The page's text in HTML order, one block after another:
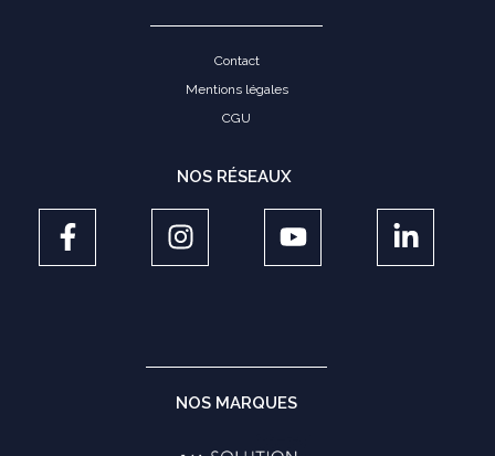
Contact
Mentions légales
CGU
NOS RÉSEAUX
NOS MARQUES